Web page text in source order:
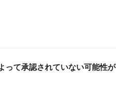
って承認されていない可能性が